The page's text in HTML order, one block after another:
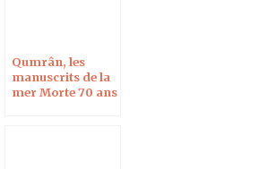
Qumrân, les
manuscrits de la
mer Morte 70 ans